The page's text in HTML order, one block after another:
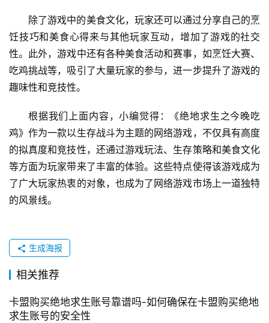
除了游戏中的美食文化，玩家还可以通过分享自己的烹
饪技巧和美食心得来与其他玩家互动，增加了游戏的社交
性。此外，游戏中还有各种美食活动和赛事，如烹饪大赛、
吃鸡挑战等，吸引了大量玩家的参与，进一步提升了游戏的
趣味性和竞技性。
根据我们上面内容，小编觉得：《绝地求生之今晚吃
鸡》作为一款以生存战斗为主题的网络游戏，不仅具有高度
的拟真度和竞技性，还通过游戏玩法、生存策略和美食文化
等方面为玩家带来了丰富的体验。这些特点使得该游戏成为
了广大玩家热衷的对象，也成为了网络游戏市场上一道独特
的风景线。
生成海报
相关推荐
卡盟购买绝地求生账号靠谱吗-如何确保在卡盟购买绝地
求生账号的安全性